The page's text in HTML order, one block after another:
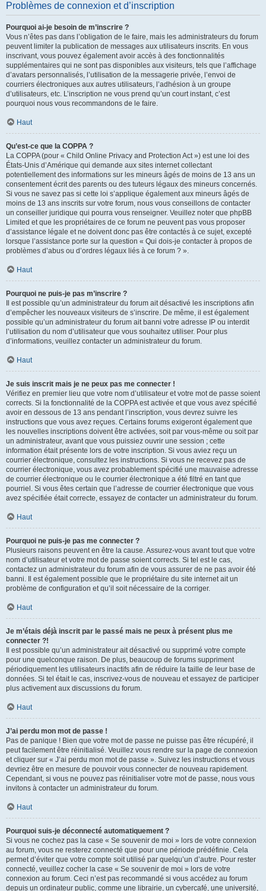
Problèmes de connexion et d’inscription
Pourquoi ai-je besoin de m’inscrire ?
Vous n’êtes pas dans l’obligation de le faire, mais les administrateurs du forum
peuvent limiter la publication de messages aux utilisateurs inscrits. En vous
inscrivant, vous pouvez également avoir accès à des fonctionnalités
supplémentaires qui ne sont pas disponibles aux visiteurs, tels que l’affichage
d’avatars personnalisés, l’utilisation de la messagerie privée, l’envoi de
courriers électroniques aux autres utilisateurs, l’adhésion à un groupe
d’utilisateurs, etc. L’inscription ne vous prend qu’un court instant, c’est
pourquoi nous vous recommandons de le faire.
Haut
Qu’est-ce que la COPPA ?
La COPPA (pour « Child Online Privacy and Protection Act ») est une loi des
États-Unis d’Amérique qui demande aux sites internet collectant
potentiellement des informations sur les mineurs âgés de moins de 13 ans un
consentement écrit des parents ou des tuteurs légaux des mineurs concernés.
Si vous ne savez pas si cette loi s’applique également aux mineurs âgés de
moins de 13 ans inscrits sur votre forum, nous vous conseillons de contacter
un conseiller juridique qui pourra vous renseigner. Veuillez noter que phpBB
Limited et que les propriétaires de ce forum ne peuvent pas vous proposer
d’assistance légale et ne doivent donc pas être contactés à ce sujet, excepté
lorsque l’assistance porte sur la question « Qui dois-je contacter à propos de
problèmes d’abus ou d’ordres légaux liés à ce forum ? ».
Haut
Pourquoi ne puis-je pas m’inscrire ?
Il est possible qu’un administrateur du forum ait désactivé les inscriptions afin
d’empêcher les nouveaux visiteurs de s’inscrire. De même, il est également
possible qu’un administrateur du forum ait banni votre adresse IP ou interdit
l’utilisation du nom d’utilisateur que vous souhaitez utiliser. Pour plus
d’informations, veuillez contacter un administrateur du forum.
Haut
Je suis inscrit mais je ne peux pas me connecter !
Vérifiez en premier lieu que votre nom d’utilisateur et votre mot de passe soient
corrects. Si la fonctionnalité de la COPPA est activée et que vous avez spécifié
avoir en dessous de 13 ans pendant l’inscription, vous devrez suivre les
instructions que vous avez reçues. Certains forums exigeront également que
les nouvelles inscriptions doivent être activées, soit par vous-même ou soit par
un administrateur, avant que vous puissiez ouvrir une session ; cette
information était présente lors de votre inscription. Si vous aviez reçu un
courrier électronique, consultez les instructions. Si vous ne recevez pas de
courrier électronique, vous avez probablement spécifié une mauvaise adresse
de courrier électronique ou le courrier électronique a été filtré en tant que
pourriel. Si vous êtes certain que l’adresse de courrier électronique que vous
avez spécifiée était correcte, essayez de contacter un administrateur du forum.
Haut
Pourquoi ne puis-je pas me connecter ?
Plusieurs raisons peuvent en être la cause. Assurez-vous avant tout que votre
nom d’utilisateur et votre mot de passe soient corrects. Si tel est le cas,
contactez un administrateur du forum afin de vous assurer de ne pas avoir été
banni. Il est également possible que le propriétaire du site internet ait un
problème de configuration et qu’il soit nécessaire de la corriger.
Haut
Je m’étais déjà inscrit par le passé mais ne peux à présent plus me
connecter ?!
Il est possible qu’un administrateur ait désactivé ou supprimé votre compte
pour une quelconque raison. De plus, beaucoup de forums suppriment
périodiquement les utilisateurs inactifs afin de réduire la taille de leur base de
données. Si tel était le cas, inscrivez-vous de nouveau et essayez de participer
plus activement aux discussions du forum.
Haut
J’ai perdu mon mot de passe !
Pas de panique ! Bien que votre mot de passe ne puisse pas être récupéré, il
peut facilement être réinitialisé. Veuillez vous rendre sur la page de connexion
et cliquer sur « J’ai perdu mon mot de passe ». Suivez les instructions et vous
devriez être en mesure de pouvoir vous connecter de nouveau rapidement.
Cependant, si vous ne pouvez pas réinitialiser votre mot de passe, nous vous
invitons à contacter un administrateur du forum.
Haut
Pourquoi suis-je déconnecté automatiquement ?
Si vous ne cochez pas la case « Se souvenir de moi » lors de votre connexion
au forum, vous ne resterez connecté que pour une période prédéfinie. Cela
permet d’éviter que votre compte soit utilisé par quelqu’un d’autre. Pour rester
connecté, veuillez cocher la case « Se souvenir de moi » lors de votre
connexion au forum. Ceci n’est pas recommandé si vous accédez au forum
depuis un ordinateur public, comme une librairie, un cybercafé, une université,